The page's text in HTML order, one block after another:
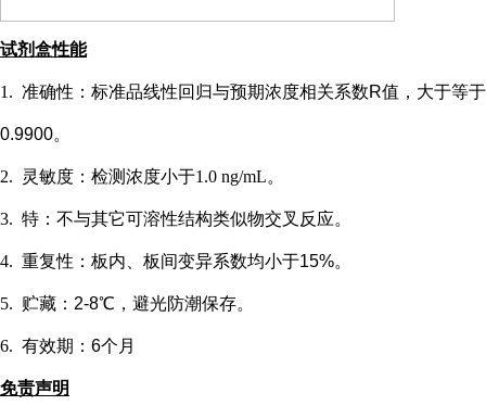
试剂盒性能
1. 准确性：标准品线性回归与预期浓度相关系数R值，大于等于
0.9900。
2. 灵敏度：检测浓度小于1.0 ng/mL。
3. 特：不与其它可溶性结构类似物交叉反应。
4. 重复性：板内、板间变异系数均小于15%。
5. 贮藏： 2-8℃，避光防潮保存。
6. 有效期： 6个月
免责声明